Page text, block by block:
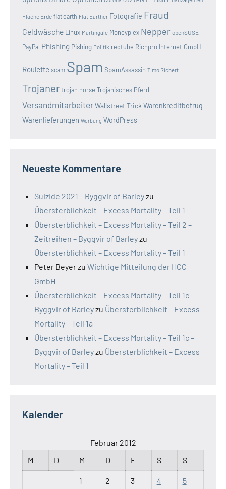
Flache Erde flat earth Flat Earther Fotografie Fraud
Geldwäsche Linux Martingale Moneyplex Nepper openSUSE
PayPal Phishing Pishing Politik redtube Richpro Internet GmbH
Roulette scam Spam SpamAssassin Timo Richert
Trojanertrojan horse Trojanisches Pferd
VersandmitarbeiterWallstreet Trick Warenkreditbetrug
Warenlieferungen Werbung WordPress
Neueste Kommentare
Suizide 2021 – Byggvir of Barleyzu
Übersterblichkeit – Excess Mortality – Teil 1
Übersterblichkeit – Excess Mortality – Teil 2 –
Zeitreihen – Byggvir of Barleyzu
Übersterblichkeit – Excess Mortality – Teil 1
Peter Beyerzu Wichtige Mitteilung der HCC
GmbH
Übersterblichkeit – Excess Mortality – Teil 1c –
Byggvir of Barleyzu Übersterblichkeit – Excess
Mortality – Teil 1a
Übersterblichkeit – Excess Mortality – Teil 1c –
Byggvir of Barleyzu Übersterblichkeit – Excess
Mortality – Teil 1
Kalender
Februar 2012
M
D M D F S S
1 2 3 4 5